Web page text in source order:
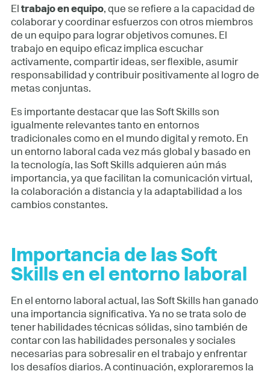
El trabajo en equipo, que se refiere a la capacidad de
colaborar y coordinar esfuerzos con otros miembros
de un equipo para lograr objetivos comunes. El
trabajo en equipo eficaz implica escuchar
activamente, compartir ideas, ser flexible, asumir
responsabilidad y contribuir positivamente al logro de
metas conjuntas.
Es importante destacar que las Soft Skills son
igualmente relevantes tanto en entornos
tradicionales como en el mundo digital y remoto. En
un entorno laboral cada vez más global y basado en
la tecnología, las Soft Skills adquieren aún más
importancia, ya que facilitan la comunicación virtual,
la colaboración a distancia y la adaptabilidad a los
cambios constantes.
Importancia de las Soft
Skills en el entorno laboral
En el entorno laboral actual, las Soft Skills han ganado
una importancia significativa. Ya no se trata solo de
tener habilidades técnicas sólidas, sino también de
contar con las habilidades personales y sociales
necesarias para sobresalir en el trabajo y enfrentar
los desafíos diarios. A continuación, exploraremos la